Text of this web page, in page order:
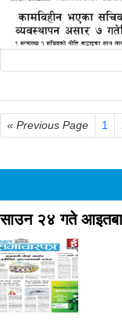
« Previous Page 1
साउन २४ गते